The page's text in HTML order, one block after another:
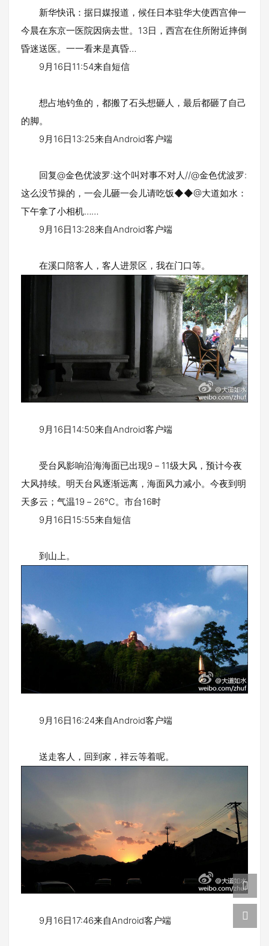
新华快讯：据日媒报道，候任日本驻华大使西宫伸一
今晨在东京一医院因病去世。13日，西宫在住所附近摔倒
昏迷送医。一一看来是真昏…
9月16日11:54来自短信
想占地钓鱼的，都搬了石头想砸人，最后都砸了自己
的脚。
9月16日13:25来自Android客户端
回复@金色优波罗:这个叫对事不对人//@金色优波罗:
这么没节操的，一会儿砸一会儿请吃饭◆◆@大道如水：
下午拿了小相机……
9月16日13:28来自Android客户端
在溪口陪客人，客人进景区，我在门口等。
9月16日14:50来自Android客户端
受台风影响沿海海面已出现9－11级大风，预计今夜
大风持续。明天台风逐渐远离，海面风力减小。今夜到明
天多云；气温19－26℃。市台16时
9月16日15:55来自短信
到山上。
9月16日16:24来自Android客户端
送走客人，回到家，祥云等着呢。
9月16日17:46来自Android客户端